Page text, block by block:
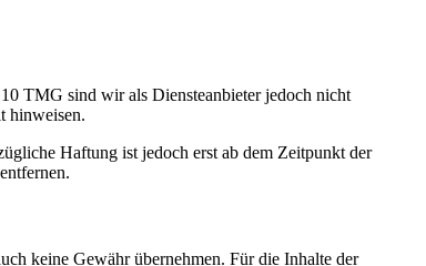
TMG sind wir als Diensteanbieter jedoch nicht
hinweisen.
Haftung ist jedoch erst ab dem Zeitpunkt der
keine Gewähr übernehmen. Für die Inhalte der